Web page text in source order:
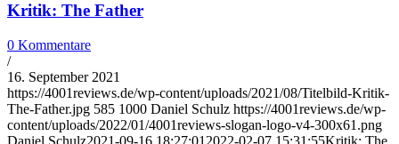
Kritik: The Father
0 Kommentare
/
16. September 2021
https://4001reviews.de/wp-content/uploads/2021/08/Titelbild-Kritik-
The-Father.jpg 585 1000 Daniel Schulz https://4001reviews.de/wp-
content/uploads/2022/01/4001reviews-slogan-logo-v4-300x61.png
Daniel Schulz2021-09-16 18:27:01 2022-02-07 15:31:55Kritik: The